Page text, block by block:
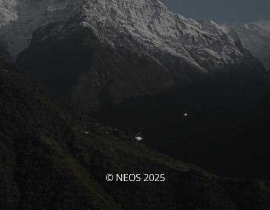
© NEOS 2025